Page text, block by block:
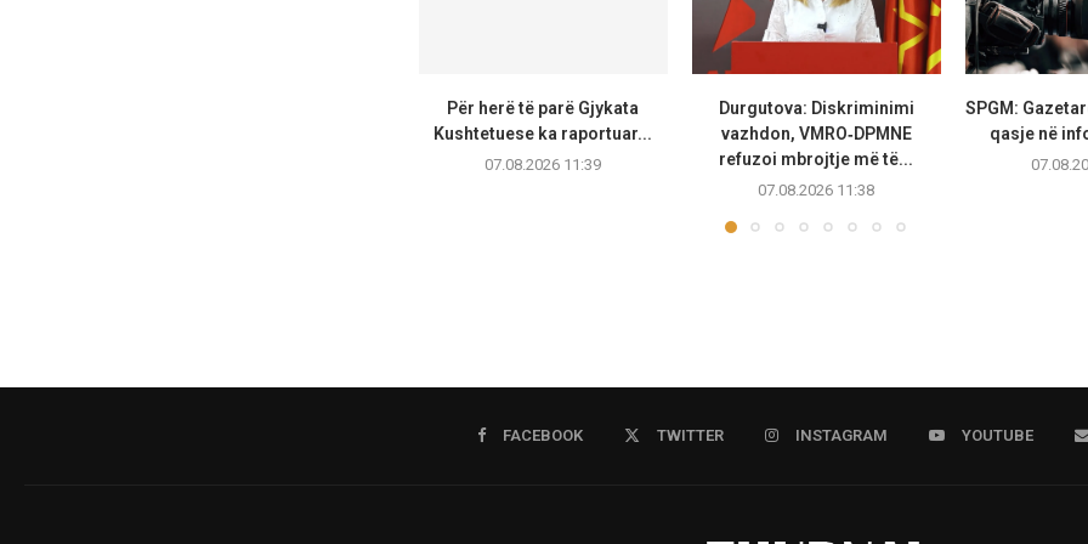
Për herë të parë Gjykata
Kushtetuese ka raportuar...
07.08.2026 11:39
Durgutova: Diskriminimi
vazhdon, VMRO‑DPMNE
refuzoi mbrojtje më të...
07.08.2026 11:38
SPGM:
qasje në
FACEBOOK TWITTER INSTAGRAM YOUTUBE